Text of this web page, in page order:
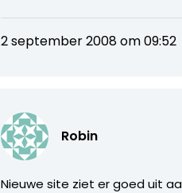
2 september 2008 om 09:52
Robin
Nieuwe site ziet er goed uit